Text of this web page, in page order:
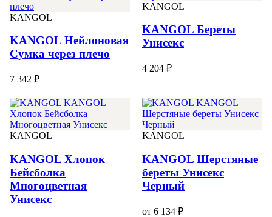
KANGOL
KANGOL Нейлоновая
Сумка через плечо
7 342 ₽
KANGOL
KANGOL Береты
Унисекс
4 204 ₽
KANGOL
KANGOL Хлопок
Бейсболка
Многоцветная
Унисекс
KANGOL
KANGOL Шерстяные
береты Унисекс
Черный
от 6 134 ₽